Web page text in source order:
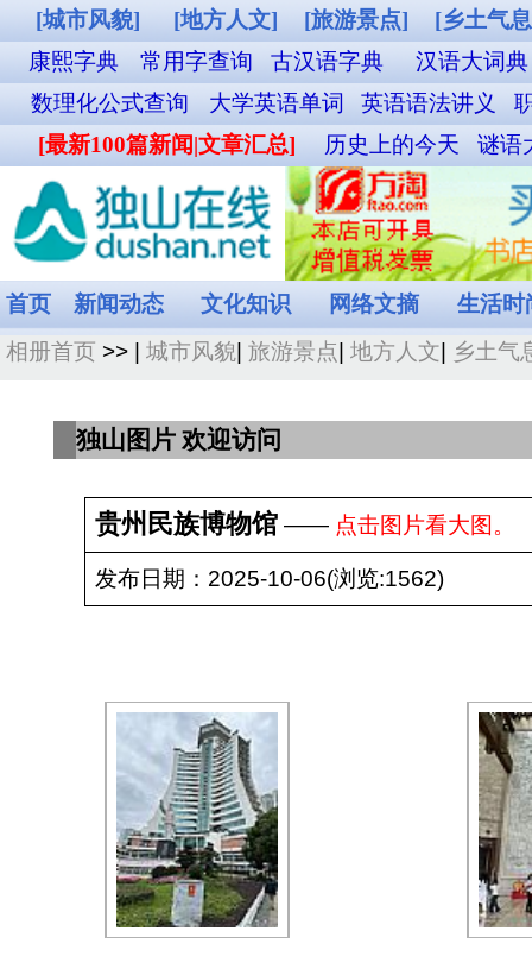
[城市风貌] [地方人文] [旅游景点] [乡土气息] [其他图片]
铁路12306购票
康熙字典
常用字查询 古汉语字典 汉语大词典 成语词典查询
英汉双解词
数理化公式查询
大学英语单词 英语语法讲义 职称英语单词 外贸汉英词典
名
[最新100篇新闻|文章汇总]
历史上的今天 谜语大全 食物营养成分查询 菜谱
新闻动态 文化知识 网络文摘 生活时尚 娱乐休闲
相册首页>> | 城市风貌| 旅游景点 |地方人文 乡土气息|其他图片
共
贵州民族博物馆――点击图片看大图。
发布日期：2025-10-06(浏览:1562) 拍摄日